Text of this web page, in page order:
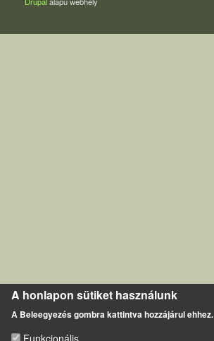
A honlapon sütiket használunk
A Beleegyezés gombra kattintva hozzájárul ehhez.
Funkcionális